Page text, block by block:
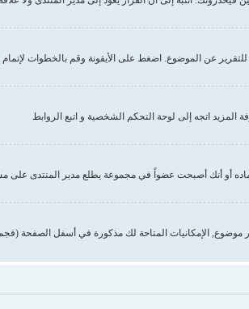
عن الموضوع. اضغط على الأيقونة وقم بالخطوات لإتمام
اتجه إلى لوحة التحكم الشخصية و اتبع الروابط
أو أنك أصبحت عضواً في مجموعة يطلع مدير المنتدى على
الإمكانيات المتاحة لك مذكورة في أسفل الصفحة